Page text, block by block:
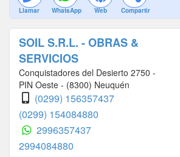
Llamar WhatsApp Web Compartir
SOIL S.R.L. - OBRAS &
SERVICIOS
Conquistadores del Desierto 2750 -
PIN Oeste - (8300) Neuquén
(0299) 156357437
(0299) 154084880
2996357437
2994084880